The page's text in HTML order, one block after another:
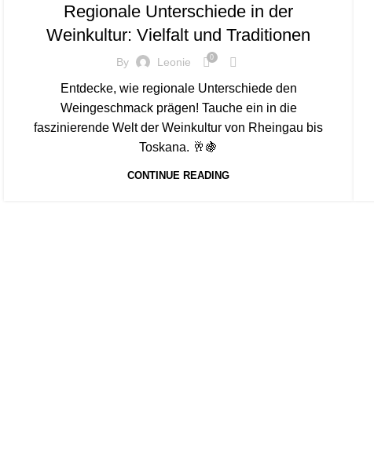
Regionale Unterschiede in der
Weinkultur: Vielfalt und Traditionen
By Leonie 0
Entdecke, wie regionale Unterschiede den
Weingeschmack prägen! Tauche ein in die
faszinierende Welt der Weinkultur von Rheingau bis
Toskana. 🥂🍇
CONTINUE READING